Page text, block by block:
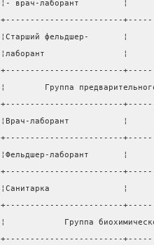
¦- врач-лаборант
+------------------------
¦Старший фельдшер-
¦лаборант
+------------------------
¦        Группа
+------------------------
¦Врач-лаборант
+------------------------
¦Фельдшер-лаборант
+------------------------
¦Санитарка               ¦
+------------------------
¦            Группа
+------------------------